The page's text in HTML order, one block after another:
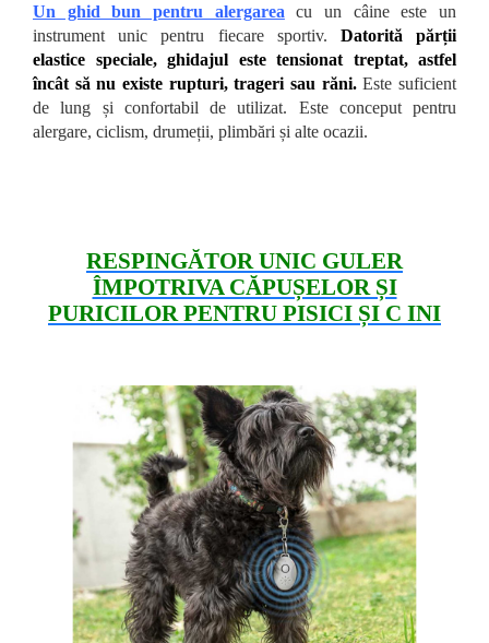
Un ghid bun pentru alergarea cu un câine este un
instrument unic pentru fiecare sportiv. Datorită părții
elastice speciale, ghidajul este tensionat treptat, astfel
încât să nu existe rupturi, trageri sau răni.Este suficient
de lung și confortabil de utilizat. Este conceput pentru
alergare, ciclism, drumeții, plimbări și alte ocazii.
RESPINGĂTOR UNIC GULER
ÎMPOTRIVA CĂPUȘELOR ȘI
PURICILOR PENTRU PISICI ȘI C INI